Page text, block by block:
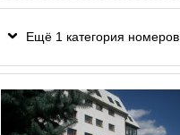
Ещё 1 категория номеров